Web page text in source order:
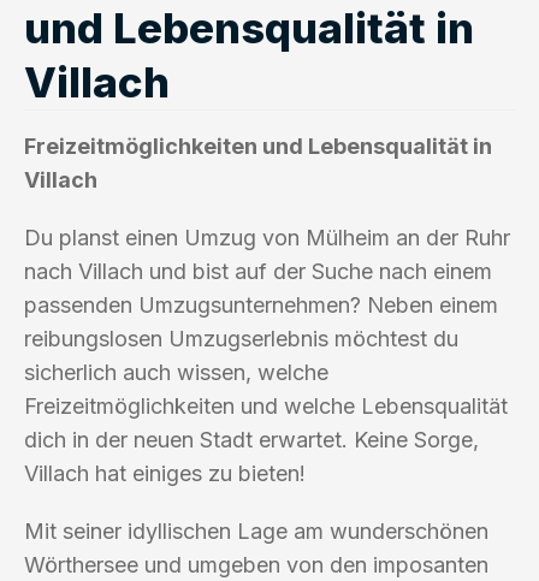
und Lebensqualität in
Villach
Freizeitmöglichkeiten und Lebensqualität in
Villach
Du planst einen Umzug von Mülheim an der Ruhr
nach Villach und bist auf der Suche nach einem
passenden Umzugsunternehmen? Neben einem
reibungslosen Umzugserlebnis möchtest du
sicherlich auch wissen, welche
Freizeitmöglichkeiten und welche Lebensqualität
dich in der neuen Stadt erwartet. Keine Sorge,
Villach hat einiges zu bieten!
Mit seiner idyllischen Lage am wunderschönen
Wörthersee und umgeben von den imposanten